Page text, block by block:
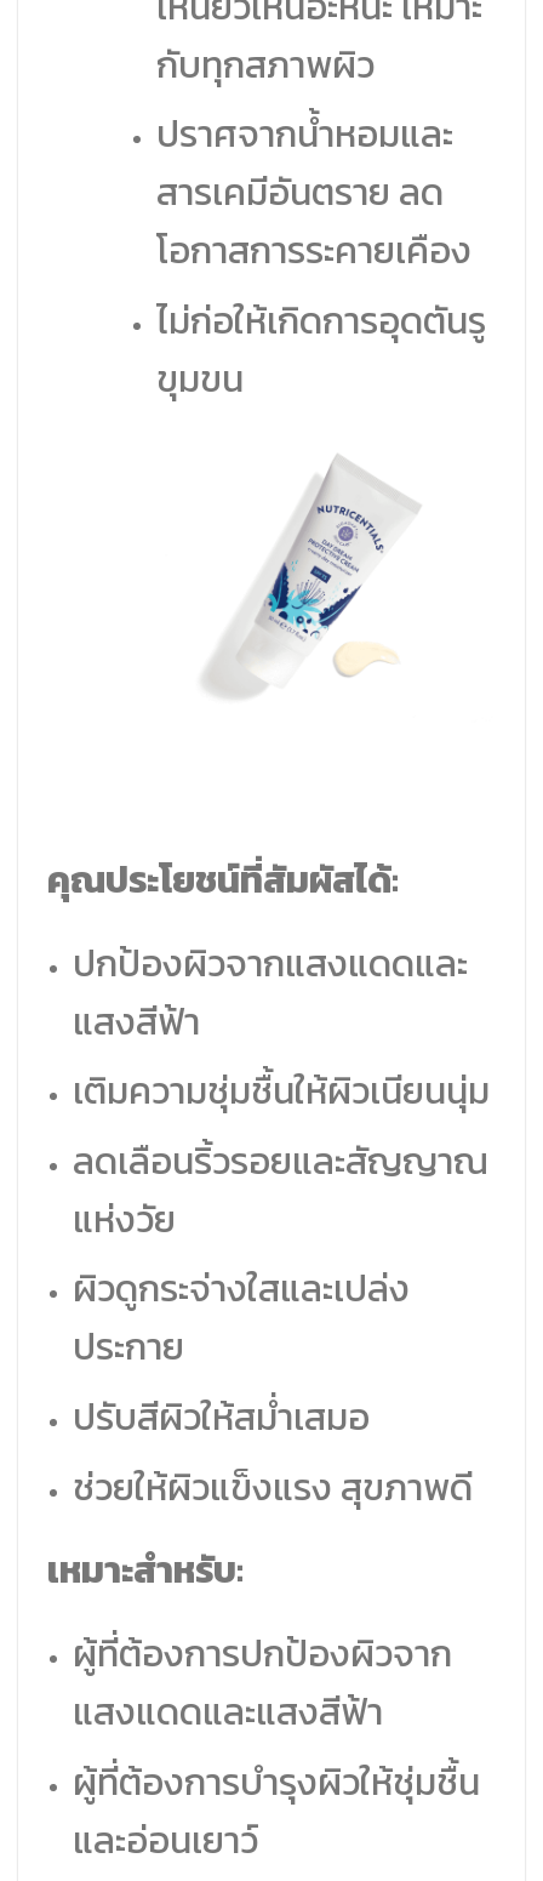
กับทุกสภาพผิว
ปราศจากน้ำหอมและ
สารเคมีอันตราย ลด
โอกาสการระคายเคือง
ไม่ก่อให้เกิดการอุดตันรู
ขุมขน
คุณประโยชน์ที่สัมผัสได้:
ปกป้องผิวจากแสงแดดและ
แสงสีฟ้า
เติมความชุ่มชื้นให้ผิวเนียนนุ่ม
ลดเลือนริ้วรอยและสัญญาณ
แห่งวัย
ผิวดูกระจ่างใสและเปล่ง
ประกาย
ปรับสีผิวให้สม่ำเสมอ
ช่วยให้ผิวแข็งแรง สุขภาพดี
เหมาะสำหรับ:
ผู้ที่ต้องการปกป้องผิวจาก
แสงแดดและแสงสีฟ้า
ผู้ที่ต้องการบำรุงผิวให้ชุ่มชื้น
และอ่อนเยาว์